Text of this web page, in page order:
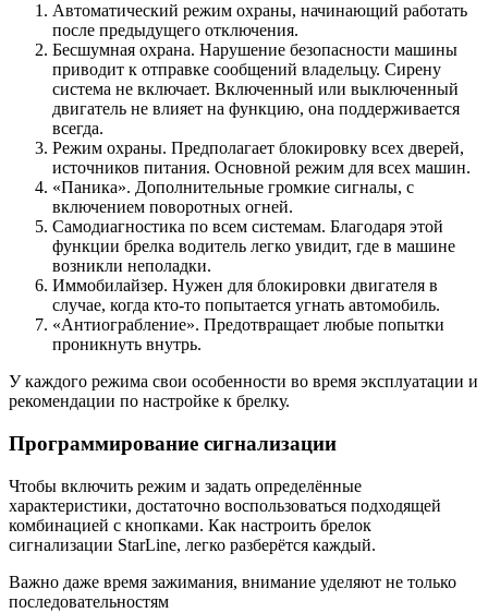
Автоматический режим охраны, начинающий работать
после предыдущего отключения.
Бесшумная охрана. Нарушение безопасности машины
приводит к отправке сообщений владельцу. Сирену
система не включает. Включенный или выключенный
двигатель не влияет на функцию, она поддерживается
всегда.
Режим охраны. Предполагает блокировку всех дверей,
источников питания. Основной режим для всех машин.
«Паника». Дополнительные громкие сигналы, с
включением поворотных огней.
Самодиагностика по всем системам. Благодаря этой
функции брелка водитель легко увидит, где в машине
возникли неполадки.
Иммобилайзер. Нужен для блокировки двигателя в
случае, когда кто-то попытается угнать автомобиль.
«Антиограбление». Предотвращает любые попытки
проникнуть внутрь.
У каждого режима свои особенности во время эксплуатации и
рекомендации по настройке к брелку.
Программирование сигнализации
Чтобы включить режим и задать определённые
характеристики, достаточно воспользоваться подходящей
комбинацией с кнопками. Как настроить брелок
сигнализации StarLine, легко разберётся каждый.
Важно даже время зажимания, внимание уделяют не только
последовательностям